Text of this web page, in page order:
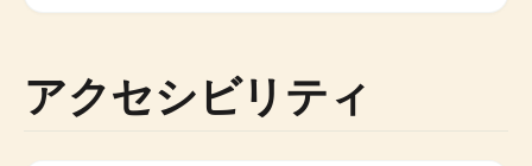
アクセシビリティ